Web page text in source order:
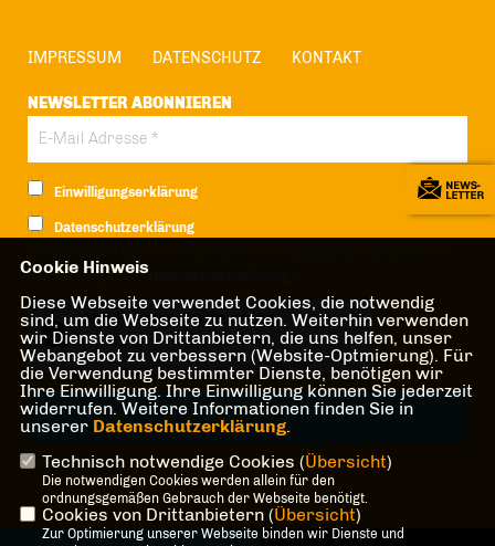
IMPRESSUM DATENSCHUTZ KONTAKT
NEWSLETTER ABONNIEREN
Einwilligungserklärung
Datenschutzerklärung
der nachfolgenden
Anti-Roboter-Verifizierung
Hier klicken
FriendlyCaptcha ⇗
* Pflichtfeld!
Cookie Hinweis
Diese Webseite verwendet Cookies, die notwendig
sind, um die Webseite zu nutzen. Weiterhin verwenden
wir Dienste von Drittanbietern, die uns helfen, unser
Webangebot zu verbessern (Website-Optmierung). Für
die Verwendung bestimmter Dienste, benötigen wir
Ihre Einwilligung. Ihre Einwilligung können Sie jederzeit
widerrufen. Weitere Informationen finden Sie in
unserer Datenschutzerklärung.
Technisch notwendige Cookies (Übersicht)
Die notwendigen Cookies werden allein für den
ordnungsgemäßen Gebrauch der Webseite benötigt.
Cookies von Drittanbietern (Übersicht)
Zur Optimierung unserer Webseite binden wir Dienste und